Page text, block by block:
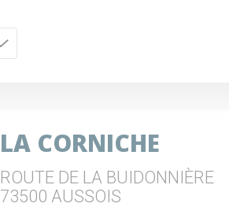
LA CORNICHE
ROUTE DE LA BUIDONNIÈRE
73500 AUSSOIS